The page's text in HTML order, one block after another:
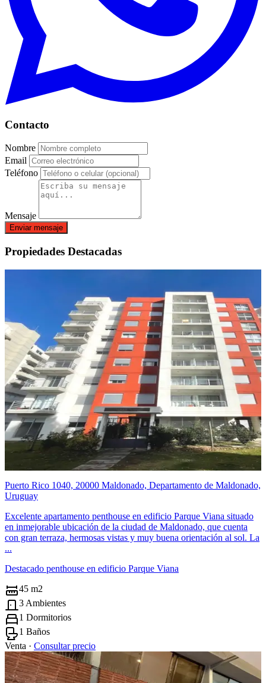
Contacto
Nombre
Email
Teléfono
Mensaje
Enviar mensaje
Propiedades Destacadas
Puerto Rico 1040, 20000 Maldonado, Departamento de Maldonado,
Uruguay
Excelente apartamento penthouse en edificio Parque Viana situado
en inmejorable ubicación de la ciudad de Maldonado, que cuenta
con gran terraza, hermosas vistas y muy buena orientación al sol. La
...
Destacado penthouse en edificio Parque Viana
45 m2
3 Ambientes
1 Dormitorios
1 Baños
Venta · Consultar precio